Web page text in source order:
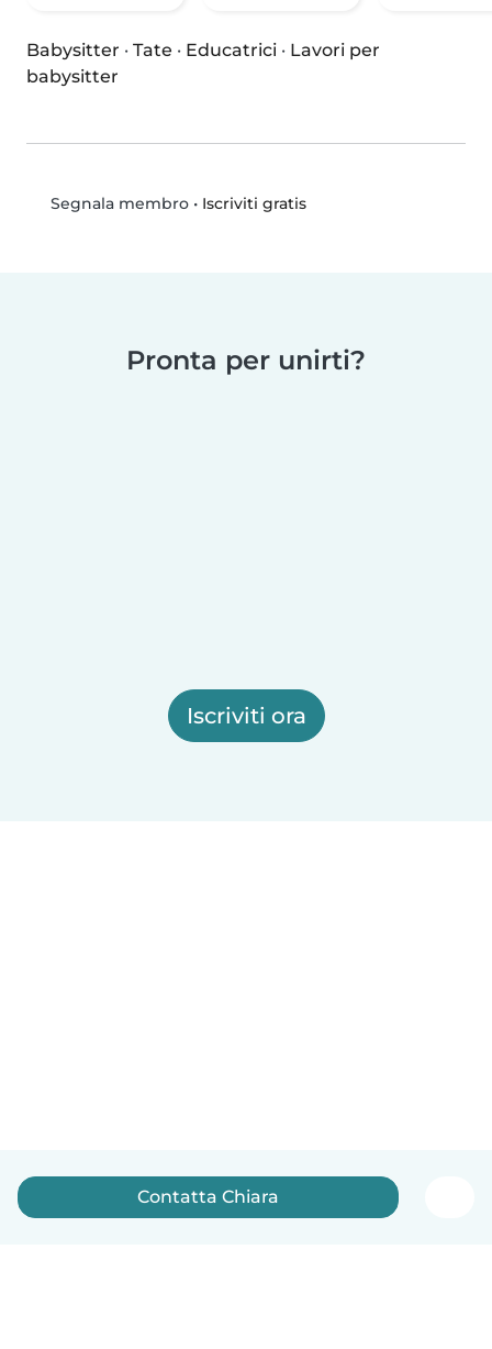
Babysitter · Tate · Educatrici · Lavori per
babysitter
Segnala membro• Iscriviti gratis
Pronta per unirti?
Iscriviti ora
Contatta Chiara